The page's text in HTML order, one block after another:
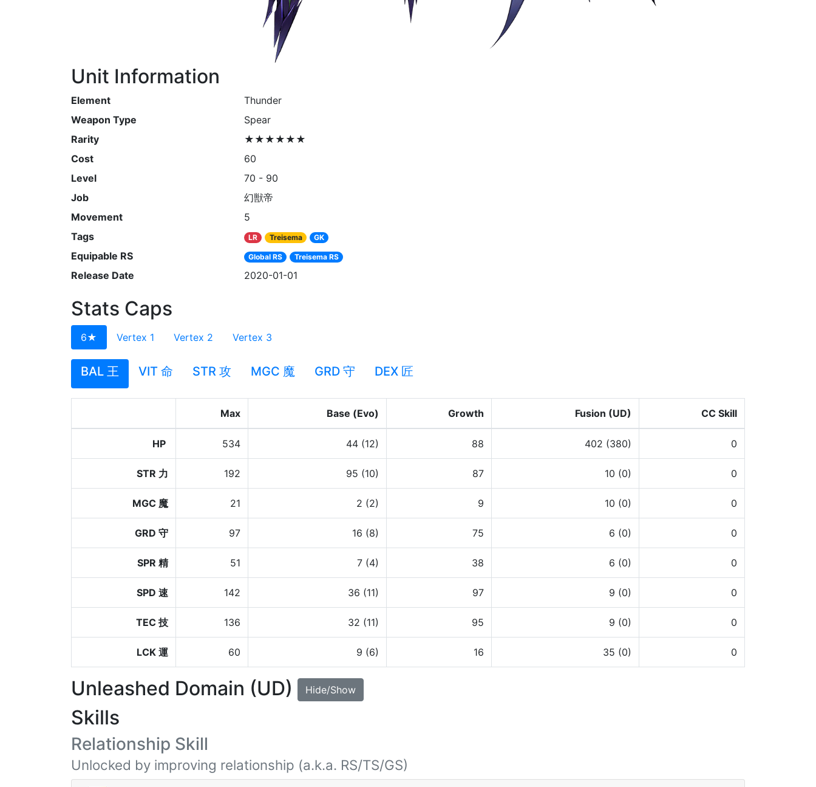
Unit Information
Element
Thunder
Weapon Type
Spear
Rarity
★★★★★★
Cost
60
Level
70 - 90
Job
幻獣帝
Movement
5
Tags
LR Treisema GK
Equipable RS Global RS Treisema RS
Release Date 2020-01-01
Stats Caps
6★ Vertex 1 Vertex 2 Vertex 3
BAL 王 VIT 命 STR 攻 MGC 魔 GRD 守 DEX 匠
Max Base (Evo) Growth Fusion (UD) CC Skill
HP 534 44 (12) 88 402 (380) 0
STR 力 192 95 (10) 87 10 (0) 0
MGC 魔 21 2 (2) 9 10 (0) 0
GRD 守 97 16 (8) 75 6 (0) 0
SPR 精 51 7 (4) 38 6 (0) 0
SPD 速 142 36 (11) 97 9 (0) 0
TEC 技 136 32 (11) 95 9 (0) 0
LCK 運 60 9 (6) 16 35 (0) 0
Unleashed Domain (UD) Hide/Show
Skills
Relationship Skill
Unlocked by improving relationship (a.k.a. RS/TS/GS)